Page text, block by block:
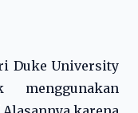
Duke University
menggunakan